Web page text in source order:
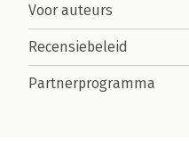
Voor auteurs
Recensiebeleid
Partnerprogramma